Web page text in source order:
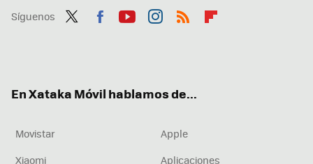
Síguenos
En Xataka Móvil hablamos de...
Movistar
Apple
Xiaomi
Aplicaciones